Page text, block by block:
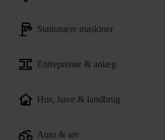
stationære maskiner
entreprenør & anlæg
hus, have & landbrug
auto & atv